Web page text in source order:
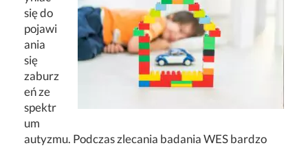
się do
pojawi
ania
się
zaburz
eń ze
spektr
um
autyzmu. Podczas zlecania badania WES bardzo